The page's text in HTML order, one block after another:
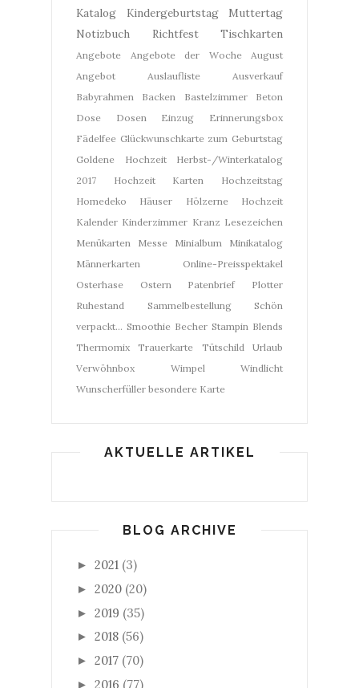
Katalog
Kindergeburtstag
Muttertag
Notizbuch
Richtfest Tischkarten
Angebote Angebote der Woche
August
Angebot
Auslaufliste
Ausverkauf
Babyrahmen
Backen Bastelzimmer
Beton
Dose
Dosen Einzug
Erinnerungsbox
Fädelfee Glückwunschkarte zum Geburtstag
Goldene Hochzeit
Herbst-/Winterkatalog
2017
Hochzeit Karten
Hochzeitstag
Homedeko
Häuser
Hölzerne Hochzeit
Kalender Kinderzimmer Kranz Lesezeichen
Menükarten
Messe Minialbum
Minikatalog
Männerkarten
Online-Preisspektakel
Osterhase
Ostern Patenbrief
Plotter
Ruhestand
Sammelbestellung
Schön
verpackt... Smoothie Becher Stampin Blends
Thermomix
Trauerkarte Tütschild
Urlaub
Verwöhnbox
Wimpel
Windlicht
Wunscherfüller besondere Karte
AKTUELLE ARTIKEL
BLOG ARCHIVE
► 2021 (3)
► 2020 (20)
► 2019 (35)
► 2018 (56)
► 2017 (70)
► 2016 (77)